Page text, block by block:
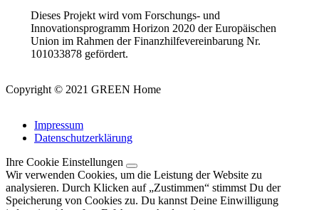
Dieses Projekt wird vom Forschungs- und
Innovationsprogramm Horizon 2020 der Europäischen
Union im Rahmen der Finanzhilfevereinbarung Nr.
101033878 gefördert.
Copyright © 2021 GREEN Home
Impressum
Datenschutzerklärung
Ihre Cookie Einstellungen
Wir verwenden Cookies, um die Leistung der Website zu
analysieren. Durch Klicken auf „Zustimmen“ stimmst Du der
Speicherung von Cookies zu. Du kannst Deine Einwilligung